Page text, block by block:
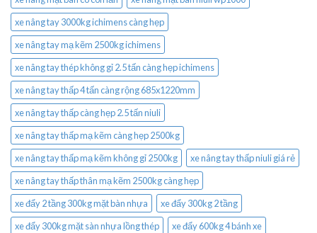
xe nâng tay 3000kg ichimens càng hẹp
xe nâng tay mạ kẽm 2500kg ichimens
xe nâng tay thép không gỉ 2.5 tấn càng hẹp ichimens
xe nâng tay thấp 4 tấn càng rộng 685x1220mm
xe nâng tay thấp càng hẹp 2.5 tấn niuli
xe nâng tay thấp mạ kẽm càng hẹp 2500kg
xe nâng tay thấp mạ kẽm không gỉ 2500kg
xe nâng tay thấp niuli giá rẻ
xe nâng tay thấp thân mạ kẽm 2500kg càng hẹp
xe đẩy 2 tầng 300kg mặt bàn nhựa
xe đẩy 300kg 2 tầng
xe đẩy 300kg mặt sàn nhựa lồng thép
xe đẩy 600kg 4 bánh xe